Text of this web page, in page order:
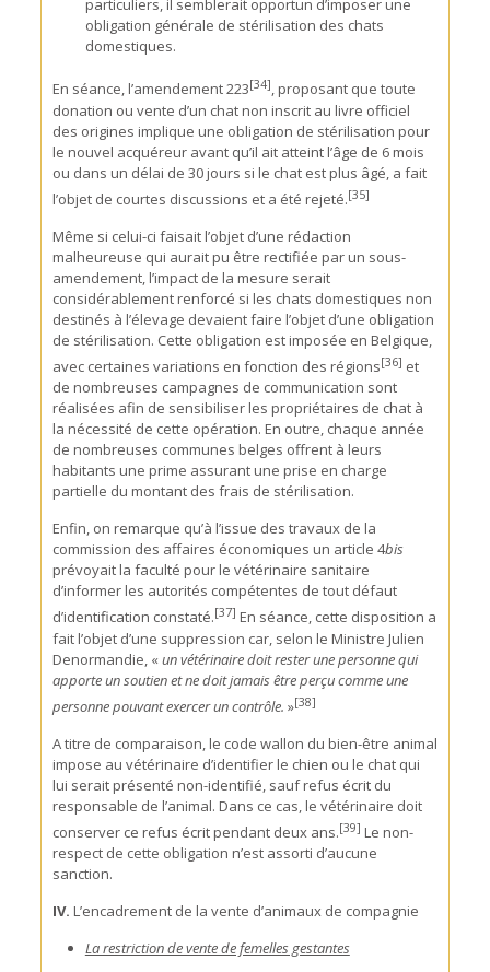
particuliers, il semblerait opportun d’imposer une
obligation générale de stérilisation des chats
domestiques.
En séance, l’amendement 223[34], proposant que toute
donation ou vente d’un chat non inscrit au livre officiel
des origines implique une obligation de stérilisation pour
le nouvel acquéreur avant qu’il ait atteint l’âge de 6 mois
ou dans un délai de 30 jours si le chat est plus âgé, a fait
l’objet de courtes discussions et a été rejeté.[35]
Même si celui-ci faisait l’objet d’une rédaction
malheureuse qui aurait pu être rectifiée par un sous-
amendement, l’impact de la mesure serait
considérablement renforcé si les chats domestiques non
destinés à l’élevage devaient faire l’objet d’une obligation
de stérilisation. Cette obligation est imposée en Belgique,
avec certaines variations en fonction des régions[36] et
de nombreuses campagnes de communication sont
réalisées afin de sensibiliser les propriétaires de chat à
la nécessité de cette opération. En outre, chaque année
de nombreuses communes belges offrent à leurs
habitants une prime assurant une prise en charge
partielle du montant des frais de stérilisation.
Enfin, on remarque qu’à l’issue des travaux de la
commission des affaires économiques un article 4bis
prévoyait la faculté pour le vétérinaire sanitaire
d’informer les autorités compétentes de tout défaut
d’identification constaté.[37] En séance, cette disposition a
fait l’objet d’une suppression car, selon le Ministre Julien
Denormandie, «un vétérinaire doit rester une personne qui
apporte un soutien et ne doit jamais être perçu comme une
personne pouvant exercer un contrôle. »[38]
A titre de comparaison, le code wallon du bien-être animal
impose au vétérinaire d’identifier le chien ou le chat qui
lui serait présenté non-identifié, sauf refus écrit du
responsable de l’animal. Dans ce cas, le vétérinaire doit
conserver ce refus écrit pendant deux ans.[39] Le non-
respect de cette obligation n’est assorti d’aucune
sanction.
IV. L’encadrement de la vente d’animaux de compagnie
La restriction de vente de femelles gestantes